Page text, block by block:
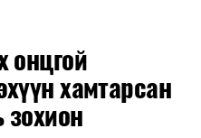
зургаан дүүргийн
гэж Замын
мэдээллээ.
хамтарсан
зохион